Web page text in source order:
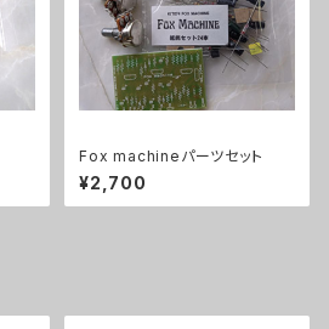
Fox machineパーツセット
¥2,700